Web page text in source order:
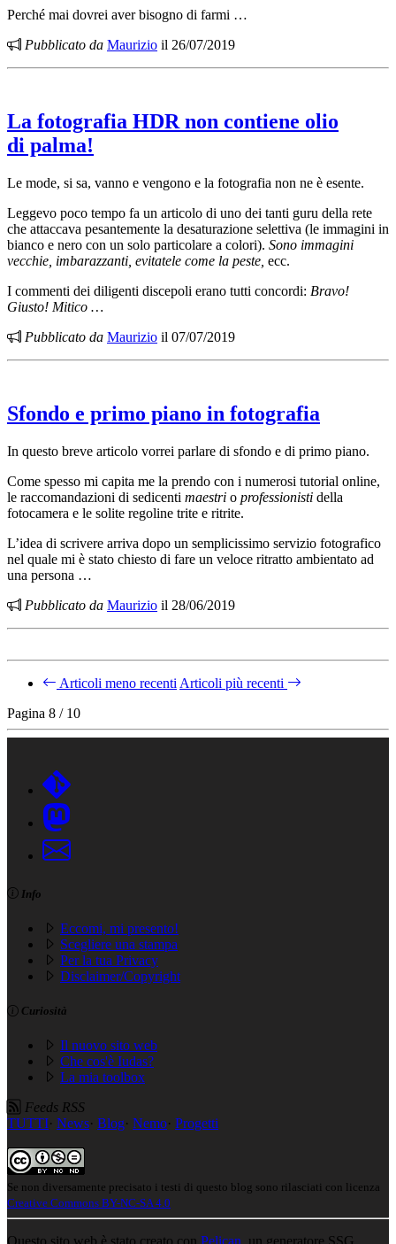
Perché mai dovrei aver bisogno di farmi …
Pubblicato da Maurizio il 26/07/2019
La fotografia HDR non contiene olio
di palma!
Le mode, si sa, vanno e vengono e la fotografia non ne è esente.
Leggevo poco tempo fa un articolo di uno dei tanti guru della rete
che attaccava pesantemente la desaturazione selettiva (le immagini in
bianco e nero con un solo particolare a colori). Sono immagini
vecchie, imbarazzanti, evitatele come la peste, ecc.
I commenti dei diligenti discepoli erano tutti concordi: Bravo!
Giusto! Mitico …
Pubblicato da Maurizio il 07/07/2019
Sfondo e primo piano in fotografia
In questo breve articolo vorrei parlare di sfondo e di primo piano.
Come spesso mi capita me la prendo con i numerosi tutorial online,
le raccomandazioni di sedicenti maestri o professionisti della
fotocamera e le solite regoline trite e ritrite.
L’idea di scrivere arriva dopo un semplicissimo servizio fotografico
nel quale mi è stato chiesto di fare un veloce ritratto ambientato ad
una persona …
Pubblicato da Maurizio il 28/06/2019
Articoli meno recenti Articoli più recenti
Pagina 8 / 10
Info
Eccomi, mi presento!
Scegliere una stampa
Per la tua Privacy
Disclaimer/Copyright
Curiosità
Il nuovo sito web
Che cos'è Iudas?
La mia toolbox
Feeds RSS
TUTTI· News· Blog· Nemo· Progetti
Se non diversamente precisato i testi di questo blog sono rilasciati con licenza
Creative Commons BY-NC-SA 4.0